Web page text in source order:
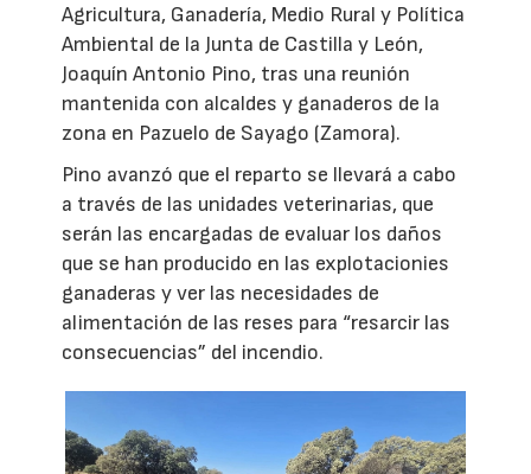
Agricultura, Ganadería, Medio Rural y Política
Ambiental de la Junta de Castilla y León,
Joaquín Antonio Pino, tras una reunión
mantenida con alcaldes y ganaderos de la
zona en Pazuelo de Sayago (Zamora).
Pino avanzó que el reparto se llevará a cabo
a través de las unidades veterinarias, que
serán las encargadas de evaluar los daños
que se han producido en las explotacionies
ganaderas y ver las necesidades de
alimentación de las reses para “resarcir las
consecuencias” del incendio.